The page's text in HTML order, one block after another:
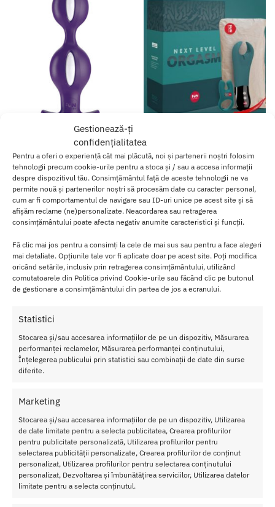
Gestionează-ți
confidențialitatea
Pentru a oferi o experiență cât mai plăcută, noi și partenerii noștri folosim
tehnologii precum cookie-urile pentru a stoca și / sau a accesa informații
despre dispozitivul tău. Consimțământul față de aceste tehnologii ne va
permite nouă și partenerilor noștri să procesăm date cu caracter personal,
cum ar fi comportamentul de navigare sau ID-uri unice pe acest site și să
afișăm reclame (ne)personalizate. Neacordarea sau retragerea
consimțământului poate afecta negativ anumite caracteristici și funcții.
Fă clic mai jos pentru a consimți la cele de mai sus sau pentru a face alegeri
mai detaliate. Opțiunile tale vor fi aplicate doar pe acest site. Poți modifica
oricând setările, inclusiv prin retragerea consimțământului, utilizând
comutatoarele din Politica privind Cookie-urile sau făcând clic pe butonul
de gestionare a consimțământului din partea de jos a ecranului.
Statistici
Stocarea și/sau accesarea informațiilor de pe un dispozitiv, Măsurarea
performanței reclamelor, Măsurarea performanței conținutului,
Înțelegerea publicului prin statistici sau combinații de date din surse
diferite.
Marketing
Stocarea și/sau accesarea informațiilor de pe un dispozitiv, Utilizarea
de date limitate pentru a selecta publicitatea, Crearea profilurilor
pentru publicitate personalizată, Utilizarea profilurilor pentru
selectarea publicității personalizate, Crearea profilurilor de conținut
personalizat, Utilizarea profilurilor pentru selectarea conținutului
personalizat, Dezvoltarea și îmbunătățirea serviciilor, Utilizarea datelor
limitate pentru a selecta conținutul.
Dop Anal B Balls White Dark
Violet
163.00lei
Adaugă în coș
645.00lei
Adaugă în coș
Stimulare Clitoris Fun Factory
349.00
Adaugă în coș Adaugă în coș